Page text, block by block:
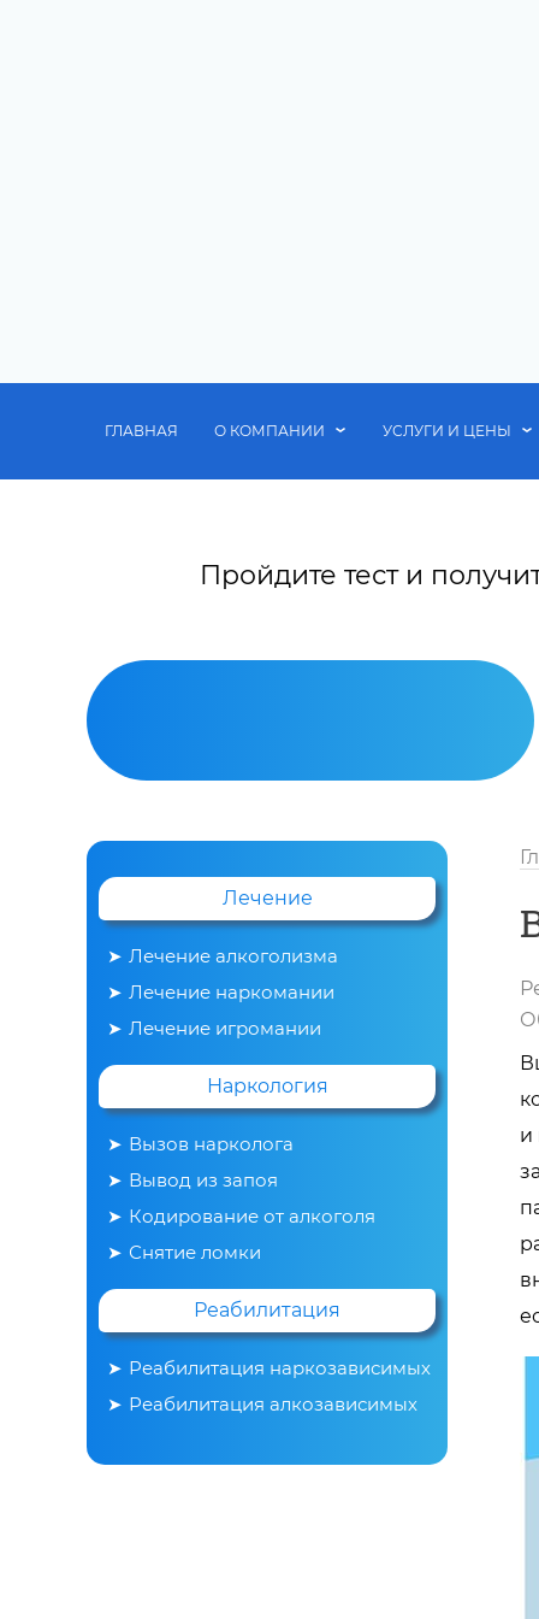
ГЛАВНАЯ О КОМПАНИИ УСЛУГИ И ЦЕНЫ
Пройдите тест и
Вывод из запоя
и
Лечение
Лечение алкоголизма
Лечение наркомании
Лечение игромании
Наркология
Вызов нарколога
Вывод из запоя
Кодирование от алкоголя
Снятие ломки
Реабилитация
Реабилитация наркозависимых
Реабилитация алкозависимых